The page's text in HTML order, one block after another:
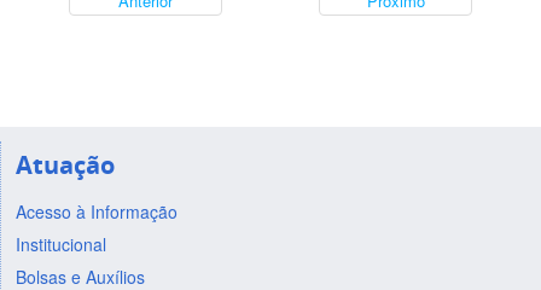
Atuação
Acesso à Informação
Institucional
Bolsas e Auxílios